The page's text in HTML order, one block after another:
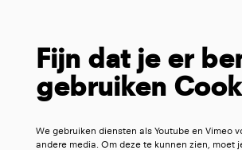
Fijn dat je er
gebruiken
We gebruiken diensten als Youtube en Vimeo
andere media. Om deze te kunnen zien, moet